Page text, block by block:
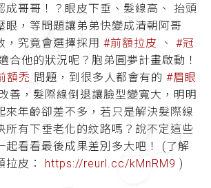
成哥哥！？眼皮下垂、髮線高、 抬頭
眼，等問題讓弟弟快變成清朝阿哥
，究竟會選擇採用 #前額拉皮 、 #冠
合他的狀況呢？胞弟圓夢計畫啟動！
額禿 問題，到很多人都會有的 #眉眼
善，髮際線倒退讓臉型變寬大，明明
來年齡卻差不多，若只是解決髮際線
所有下垂老化的紋路嗎？說不定這些
起看看最後成果差別多大吧！ (了解
拉皮： https://reurl.cc/kMnRM9 )